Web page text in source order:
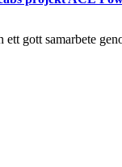
ett gott samarbete